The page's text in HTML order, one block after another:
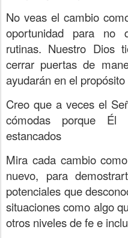
No veas el cambio
oportunidad para no
rutinas. Nuestro Dios
cerrar puertas de
ayudarán en el
Creo que a veces el
cómodas porque
estancados
Mira cada cambio
nuevo, para
potenciales que
situaciones como algo
otros niveles de fe e